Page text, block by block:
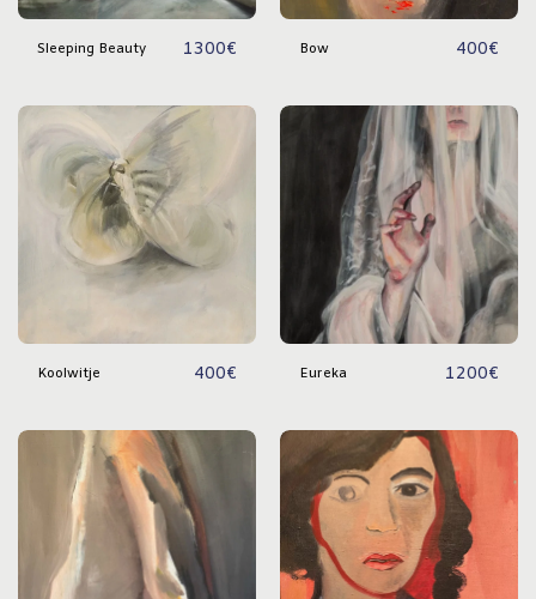
Sleeping Beauty 1300€ Bow 400€
Koolwitje 400€ Eureka 1200€